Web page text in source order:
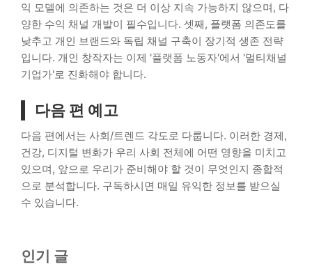
익 모델에 의존하는 것은 더 이상 지속 가능하지 않으며, 다
양한 수익 채널 개발이 필수입니다. 셋째, 플랫폼 의존도를
낮추고 개인 브랜드와 독립 채널 구축이 장기적 생존 전략
입니다. 개인 창작자는 이제 '플랫폼 노동자'에서 '멀티채널
기업가'로 진화해야 합니다.
다음 편 예고
다음 편에서는 사회/트렌드 각도로 다룹니다. 이러한 경제,
건강, 디지털 변화가 우리 사회 전체에 어떤 영향을 미치고
있으며, 앞으로 우리가 준비해야 할 것이 무엇인지 종합적
으로 분석합니다. 구독하시면 매일 유익한 정보를 받으실
수 있습니다.
인기 글